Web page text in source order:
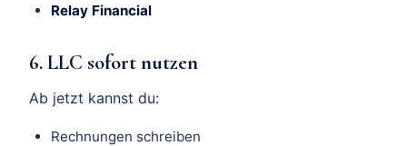
Relay Financial
6. LLC sofort nutzen
Ab jetzt kannst du:
Rechnungen schreiben